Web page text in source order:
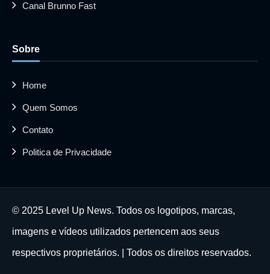
Canal Brunno Fast
Sobre
Home
Quem Somos
Contato
Politica de Privacidade
© 2025 Level Up News. Todos os logotipos, marcas,
imagens e vídeos utilizados pertencem aos seus
respectivos proprietários. | Todos os direitos reservados.